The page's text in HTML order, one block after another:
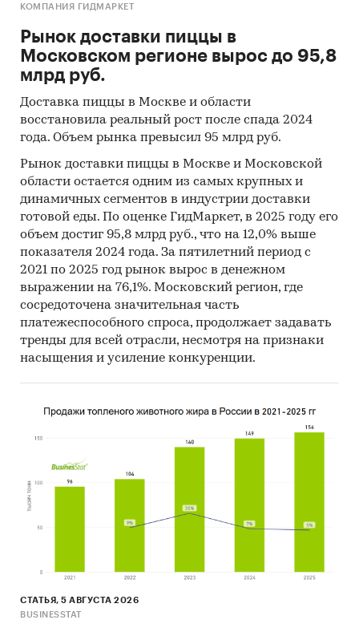
КОМПАНИЯ ГИДМАРКЕТ
Рынок доставки пиццы в
Московском регионе вырос до 95,8
млрд руб.
Доставка пиццы в Москве и области
восстановила реальный рост после спада 2024
года. Объем рынка превысил 95 млрд руб.
Рынок доставки пиццы в Москве и Московской
области остается одним из самых крупных и
динамичных сегментов в индустрии доставки
готовой еды. По оценке ГидМаркет, в 2025 году его
объем достиг 95,8 млрд руб., что на 12,0% выше
показателя 2024 года. За пятилетний период с
2021 по 2025 год рынок вырос в денежном
выражении на 76,1%. Московский регион, где
сосредоточена значительная часть
платежеспособного спроса, продолжает задавать
тренды для всей отрасли, несмотря на признаки
насыщения и усиление конкуренции.
СТАТЬЯ, 5 АВГУСТА 2026
BUSINESSTAT